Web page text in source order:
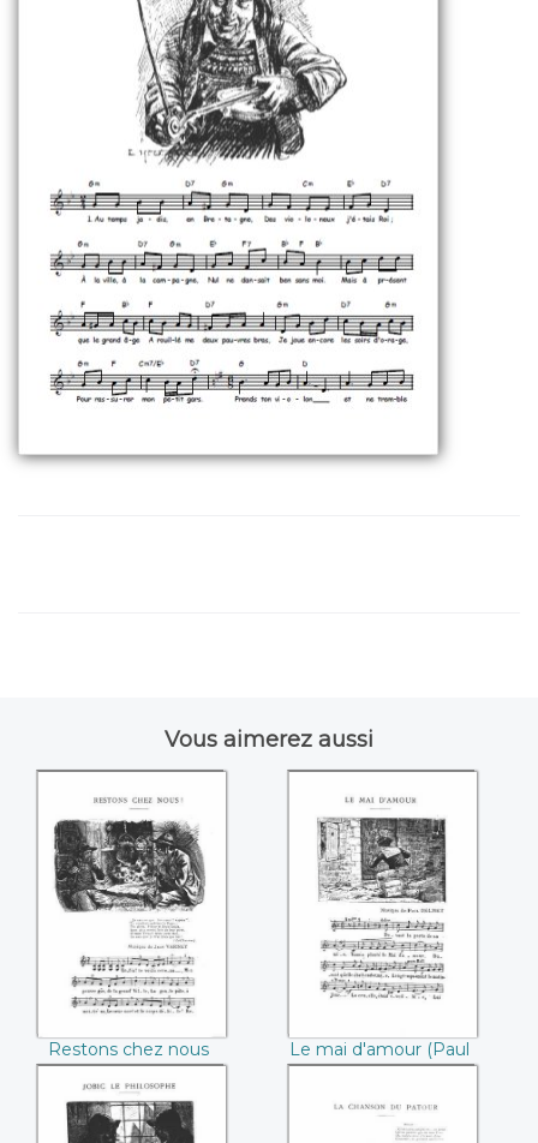
Vous aimerez aussi
Restons chez nous
(Jean Varney)
Restons chez nous
(Jean Varney)
Le mai d'amour
(Paul Delmet)
Le mai d'amour (Paul
Delmet)